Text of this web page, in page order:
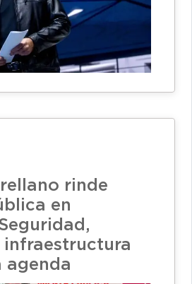
rinde
en
infraestructura
agenda